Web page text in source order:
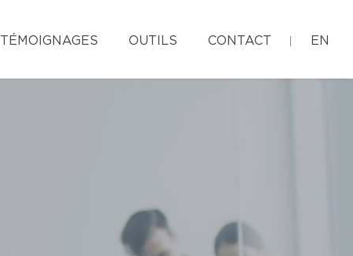
TÉMOIGNAGES OUTILS CONTACT EN